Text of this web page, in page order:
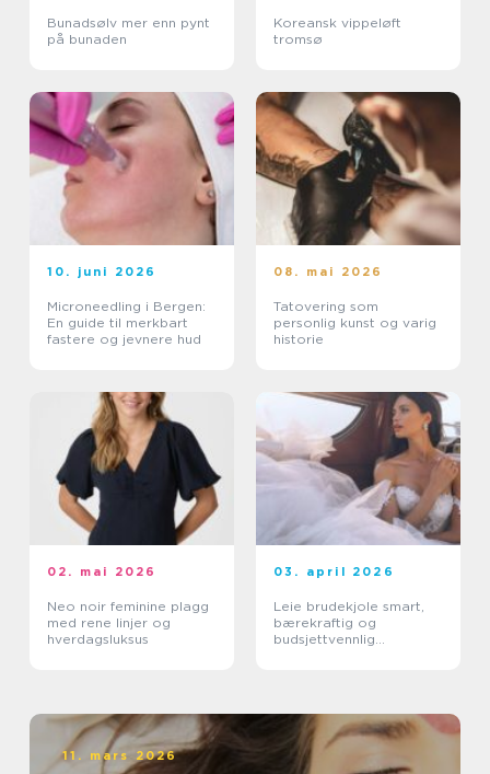
Bunadsølv mer enn pynt
på bunaden
Koreansk vippeløft
tromsø
10. juni 2026
Microneedling i Bergen:
En guide til merkbart
fastere og jevnere hud
08. mai 2026
Tatovering som
personlig kunst og varig
historie
02. mai 2026
Neo noir feminine plagg
med rene linjer og
hverdagsluksus
03. april 2026
Leie brudekjole smart,
bærekraftig og
budsjettvennlig
11. mars 2026